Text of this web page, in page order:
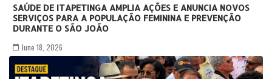
SAÚDE DE ITAPETINGA AMPLIA AÇÕES E ANUNCIA NOVOS
SERVIÇOS PARA A POPULAÇÃO FEMININA E PREVENÇÃO
DURANTE O SÃO JOÃO
June 18, 2026